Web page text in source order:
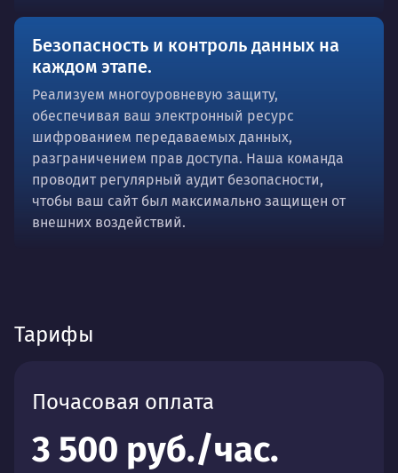
Безопасность и контроль данных на
каждом этапе.
Реализуем многоуровневую защиту,
обеспечивая ваш электронный ресурс
шифрованием передаваемых данных,
разграничением прав доступа. Наша команда
проводит регулярный аудит безопасности,
чтобы ваш сайт был максимально защищен от
внешних воздействий.
Тарифы
Почасовая оплата
3 500 руб./час.